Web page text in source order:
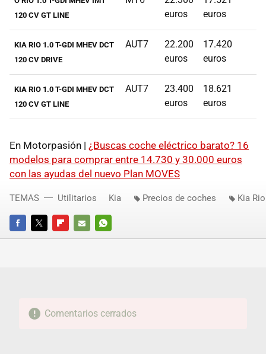
120 CV GT LINE
euros
euros
KIA RIO 1.0 T-GDI MHEV DCT
120 CV DRIVE
AUT7
22.200
euros
17.420
euros
KIA RIO 1.0 T-GDI MHEV DCT
120 CV GT LINE
AUT7
23.400
euros
18.621
euros
En Motorpasión | ¿Buscas coche eléctrico barato? 16
modelos para comprar entre 14.730 y 30.000 euros
con las ayudas del nuevo Plan MOVES
FACEBOOKTWITTERFLIPBOARD
E-
WHATSAPP
TEMAS Utilitarios Kia Precios de coches Kia Rio
Comentarios cerrados